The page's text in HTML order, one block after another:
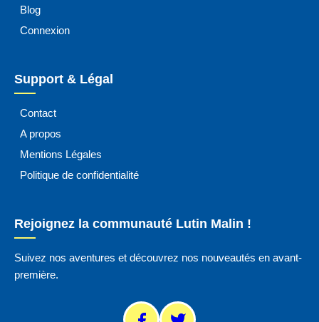
Blog
Connexion
Support & Légal
Contact
A propos
Mentions Légales
Politique de confidentialité
Rejoignez la communauté Lutin Malin !
Suivez nos aventures et découvrez nos nouveautés en avant-
première.